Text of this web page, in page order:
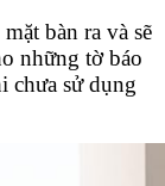
bàn ra và sẽ
những tờ báo
chưa sử dụng